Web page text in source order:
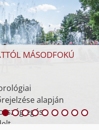
MÁSODFOKÚ
alapján
egész
...